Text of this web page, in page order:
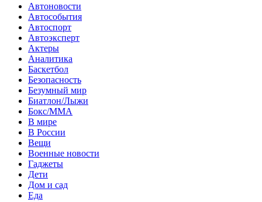
Автоновости
Автособытия
Автоспорт
Автоэксперт
Актеры
Аналитика
Баскетбол
Безопасность
Безумный мир
Биатлон/Лыжи
Бокс/MMA
В мире
В России
Вещи
Военные новости
Гаджеты
Дети
Дом и сад
Еда